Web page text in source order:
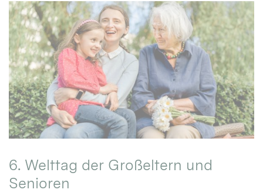
6. Welttag der Großeltern und
Senioren